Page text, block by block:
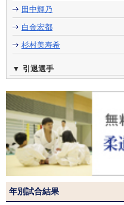
田中輝乃
白金宏都
杉村美寿希
引退選手
年別試合結果